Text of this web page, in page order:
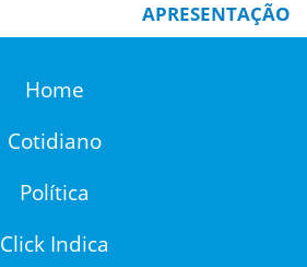
APRESENTAÇÃO
Home
Cotidiano
Política
Click Indica